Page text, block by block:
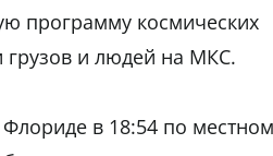
программу космических
грузов и людей на МКС.
в 18:54 по